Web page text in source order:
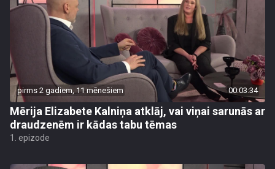
pirms 2 gadiem, 11 mēnešiem 00:03:34
Mērija Elizabete Kalniņa atklāj, vai viņai sarunās ar
draudzenēm ir kādas tabu tēmas
1. epizode